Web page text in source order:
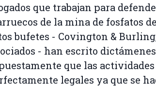
que trabajan para
de la mina de fosfatos
bufetes - Covington &
- han escrito
que las
legales ya que se